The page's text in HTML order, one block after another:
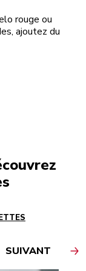
rouge ou
ajoutez du
SUIVANT